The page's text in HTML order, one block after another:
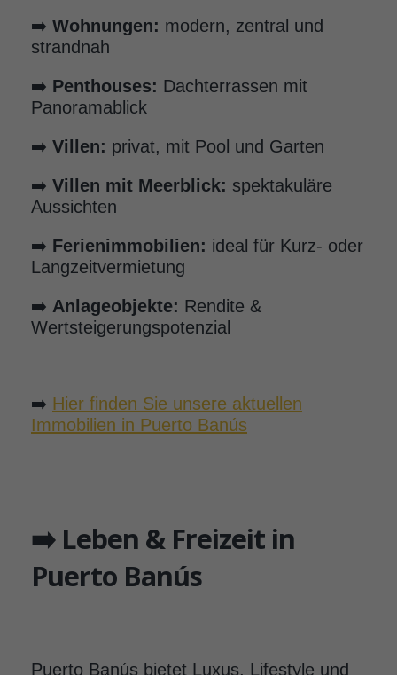
➡️ Wohnungen: modern, zentral und
strandnah
➡️ Penthouses: Dachterrassen mit
Panoramablick
➡️ Villen: privat, mit Pool und Garten
➡️ Villen mit Meerblick: spektakuläre
Aussichten
➡️ Ferienimmobilien: ideal für Kurz- oder
Langzeitvermietung
➡️ Anlageobjekte: Rendite &
Wertsteigerungspotenzial
➡️ Hier finden Sie unsere aktuellen
Immobilien in Puerto Banús
➡️ Leben & Freizeit in
Puerto Banús
Puerto Banús bietet Luxus, Lifestyle und